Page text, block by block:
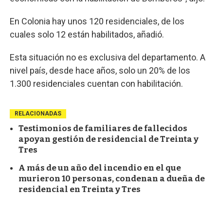
En Colonia hay unos 120 residenciales, de los
cuales solo 12 están habilitados, añadió.
Esta situación no es exclusiva del departamento. A
nivel país, desde hace años, solo un 20% de los
1.300 residenciales cuentan con habilitación.
RELACIONADAS
Testimonios de familiares de fallecidos
apoyan gestión de residencial de Treinta y
Tres
A más de un año del incendio en el que
murieron 10 personas, condenan a dueña de
residencial en Treinta y Tres